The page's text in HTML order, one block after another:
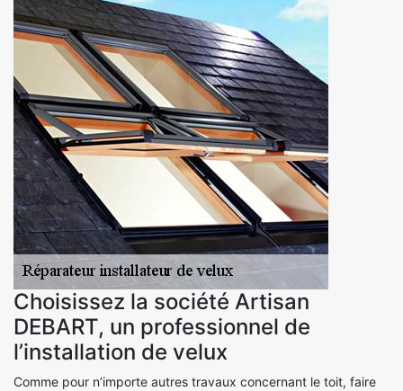
Choisissez la société Artisan
DEBART, un professionnel de
l’installation de velux
Comme pour n’importe autres travaux concernant le toit, faire